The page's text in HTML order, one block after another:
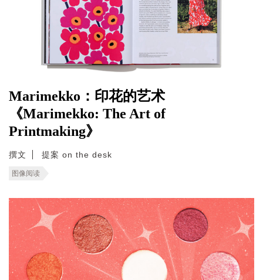
Marimekko：印花的艺术
《Marimekko: The Art of
Printmaking》
撰文 提案 on the desk
图像阅读